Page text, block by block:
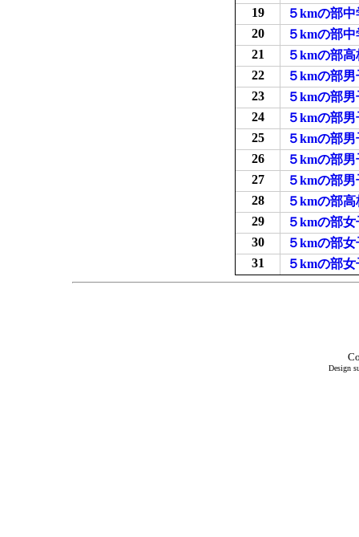
19
５kmの部
20
５kmの部
21
５kmの部
22
５kmの部
23
５kmの部
24
５kmの部
25
５kmの部
26
５kmの部
27
５kmの部
28
５kmの部
29
５kmの部
30
５kmの部
31
５kmの部
Design